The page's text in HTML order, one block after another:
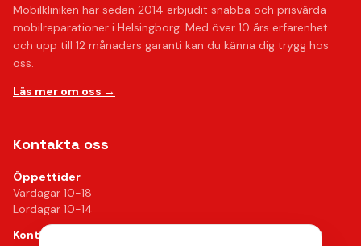
Mobilkliniken har sedan 2014 erbjudit snabba och prisvärda
mobilreparationer i Helsingborg. Med över 10 års erfarenhet
och upp till 12 månaders garanti kan du känna dig trygg hos
oss.
Läs mer om oss →
Kontakta oss
Öppettider
Vardagar 10-18
Lördagar 10-14
Kontakt